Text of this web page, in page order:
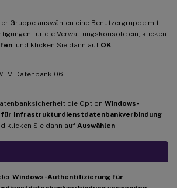
Gruppe auswählen eine Benutzergruppe mit
für die Verwaltungskonsole ein, klicken
, und klicken Sie dann auf OK
die Option Windows-
Infrastrukturdienstdatenbankverbindung
klicken Sie dann auf Auswählen
Windows-Authentifizierung für